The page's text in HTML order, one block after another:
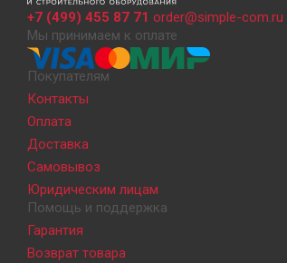
+7 (499) 455 87 71 order@simple-com.ru
Мы принимаем к оплате
Покупателям
Контакты
Оплата
Доставка
Самовывоз
Юридическим лицам
Помощь и поддержка
Гарантия
Возврат товара